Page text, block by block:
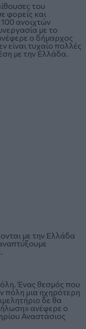
του
φορείς και
ανοιχτών
με το
ο δήμαρχος
είναι τυχαίο πολλές
με την Ελλάδα.
με την Ελλάδα
Ένας θεσμός που
πόλη μια ηχηρότερη
δε θα
ανέφερε ο
Αναστάσιος